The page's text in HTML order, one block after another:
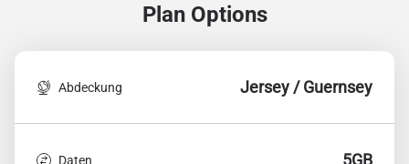
Plan Options
Abdeckung Jersey / Guernsey
Daten 5GB